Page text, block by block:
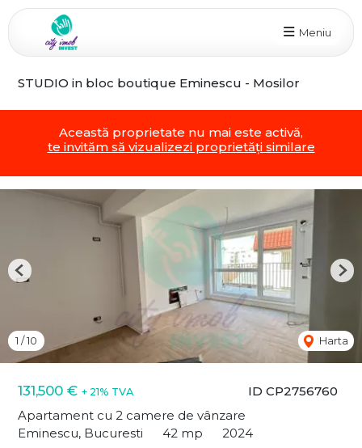
Meniu
STUDIO in bloc boutique Eminescu - Mosilor
Această proprietate nu mai este activă,
te invităm să vizualizezi proprietăți similare
ID CP2756760
131,500 € + 21% TVA
Apartament cu 2 camere de vânzare
Eminescu, Bucuresti
42 mp 2024
1 /10 Harta
Previous